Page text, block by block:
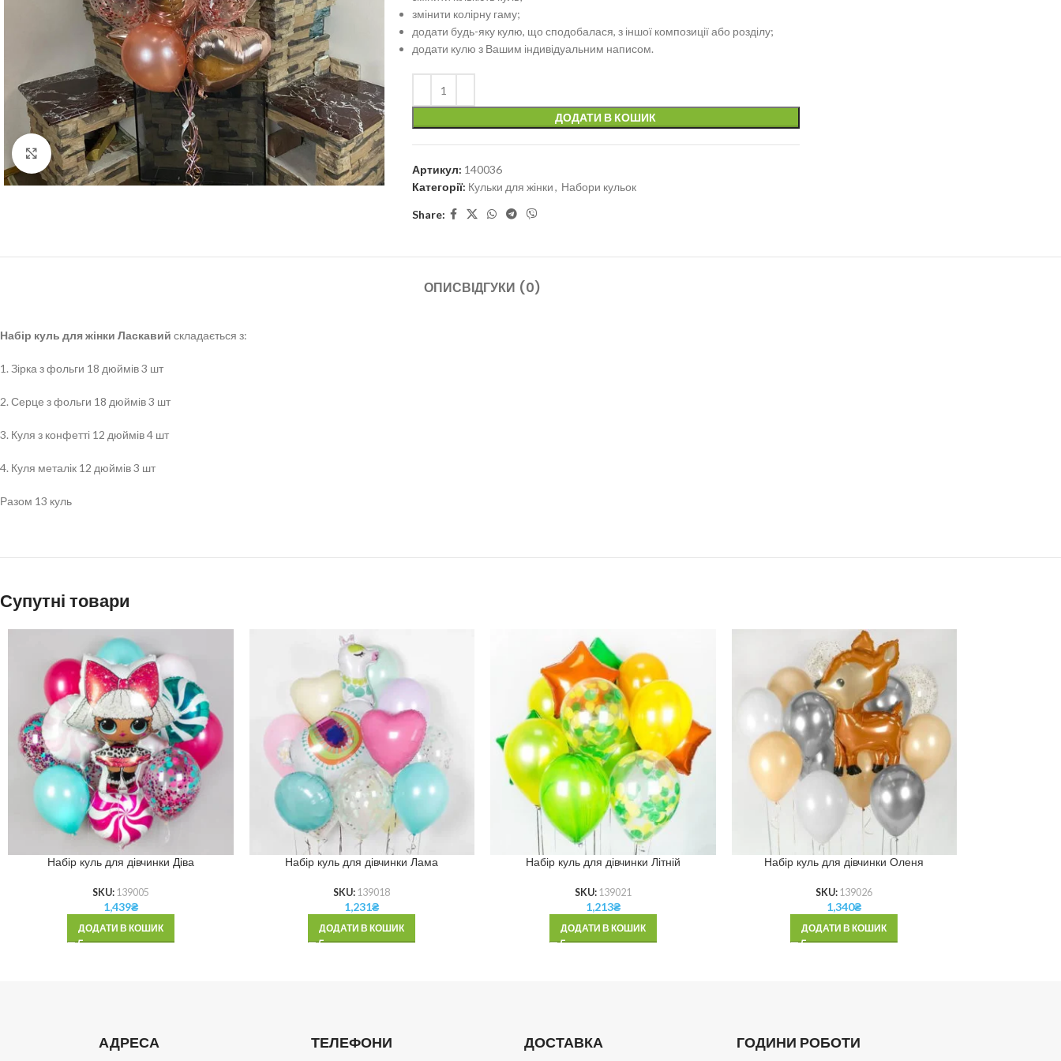
Click to enlarge
змінити колірну гаму;
додати будь-яку кулю, що сподобалася, з іншої композиції або розділу;
додати кулю з Вашим індивідуальним написом.
ДОДАТИ В КОШИК
Артикул: 140036
Категорії: Кульки для жінки, Набори кульок
Share:
ОПИСВІДГУКИ (0)
Набір куль для жінки Ласкавий складається з:
1. Зірка з фольги 18 дюймів 3 шт
2. Серце з фольги 18 дюймів 3 шт
3. Куля з конфетті 12 дюймів 4 шт
4. Куля металік 12 дюймів 3 шт
Разом 13 куль
Супутні товари
Набір куль для дівчинки Діва
SKU: 139005
1,439₴
ДОДАТИ В КОШИК
Набір куль для дівчинки Лама
SKU: 139018
1,231₴
ДОДАТИ В КОШИК
Набір куль для дівчинки Літній
SKU: 139021
1,213₴
ДОДАТИ В КОШИК
Набір куль для дівчинки Оленя
SKU: 139026
1,340₴
ДОДАТИ В КОШИК
АДРЕСА ТЕЛЕФОНИ ДОСТАВКА ГОДИНИ РОБОТИ